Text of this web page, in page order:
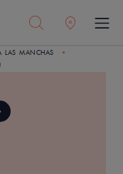
LAS MANCHAS